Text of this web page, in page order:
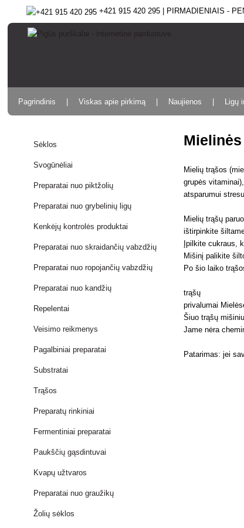
+421 915 420 295 | PIRMADIENIAIS -
Pagrindinis Viskas apie pirkimą Naujienos Ligų
Sėklos
Svogūnėliai
Preparatai nuo piktžolių
Preparatai nuo grybelinių ligų
Kenkėjų kontrolės produktai
Preparatai nuo skraidančių vabzdžių
Preparatai nuo ropojančių vabzdžių
Preparatai nuo kandžių
Repelentai
Veisimo reikmenys
Pagalbiniai preparatai
Substratai
Trąšos
Preparatų rinkiniai
Fermentiniai preparatai
Paukščių gąsdintuvai
Kvapų užtvaros
Preparatai nuo graužikų
Žolių sėklos
Mielių trąšos
grupės
atsparumui
Mielių trąšų
ištirpinkite
Įpilkite cukraus,
Mišinį palikite
Po šio laiko
trąšų
privalumai
Šiuo trąšų
Jame nėra
Patarimas: jei